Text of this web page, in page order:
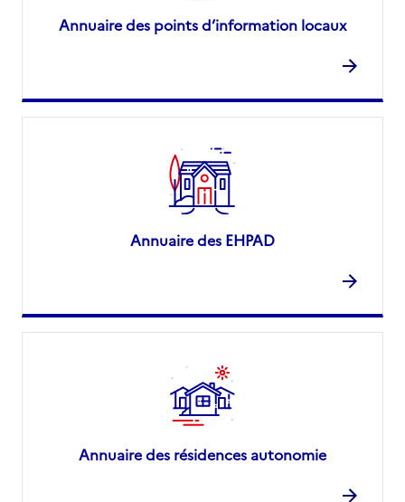
Annuaire des points d’information locaux
Annuaire des EHPAD
Annuaire des résidences autonomie